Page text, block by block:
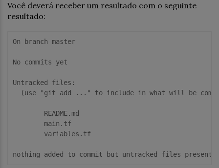
Você deverá receber um resultado com o seguinte
resultado:
On branch master
No commits yet
Untracked files:
(use "git add ..." to include in what will be